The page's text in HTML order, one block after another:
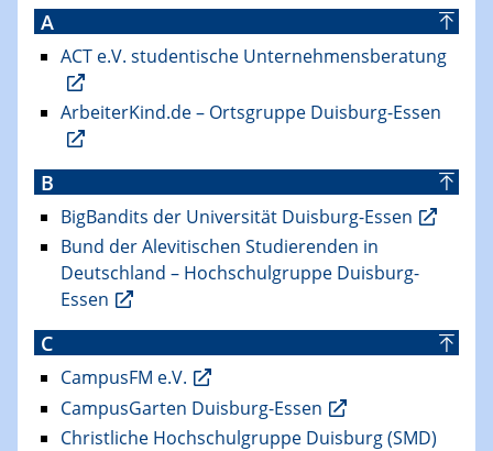
A
ACT e.V. studentische Unternehmensberatung
ArbeiterKind.de – Ortsgruppe Duisburg-Essen
B
BigBandits der Universität Duisburg-Essen
Bund der Alevitischen Studierenden in
Deutschland – Hochschulgruppe Duisburg-
Essen
C
CampusFM e.V.
CampusGarten Duisburg-Essen
Christliche Hochschulgruppe Duisburg (SMD)